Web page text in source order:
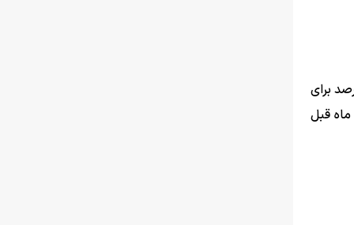
ماه ۱۴۰۵ برابر ۵۷.۷ درصد است که دامنه تغییرات آن برای دهک‌های مختلف هزینه‌ای از ۵۵.۹ درصد برای
رسید که نسبت به ماه قبل